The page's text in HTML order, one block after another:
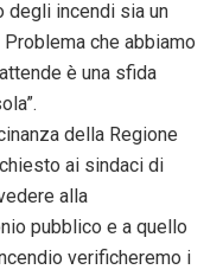
degli incendi sia un
che abbiamo
è una sfida
della Regione
ai sindaci di
alla
pubblico e a quello
verificheremo i